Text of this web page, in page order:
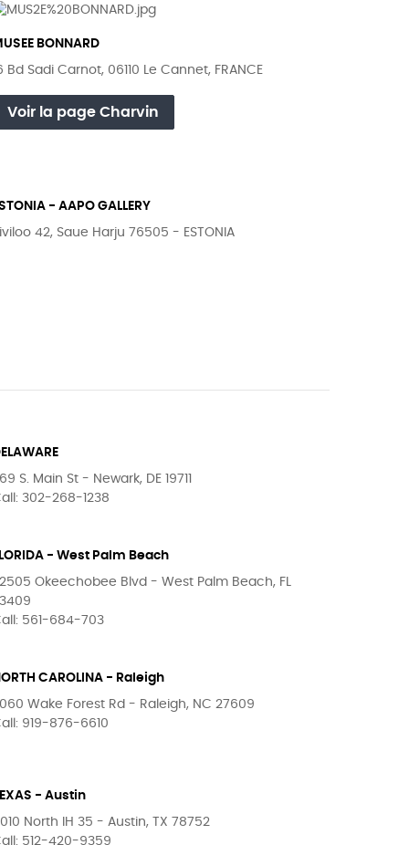
BONNARD
Bd Sadi Carnot, 06110 Le Cannet, FRANCE
Voir la page Charvin
- AAPO GALLERY
42, Saue Harju 76505 - ESTONIA
S. Main St - Newark, DE 19711
302-268-1238
- West Palm Beach
Okeechobee Blvd - West Palm Beach, FL
561-684-703
CAROLINA - Raleigh
Wake Forest Rd - Raleigh, NC 27609
919-876-6610
- Austin
North IH 35 - Austin, TX 78752
512-420-9359